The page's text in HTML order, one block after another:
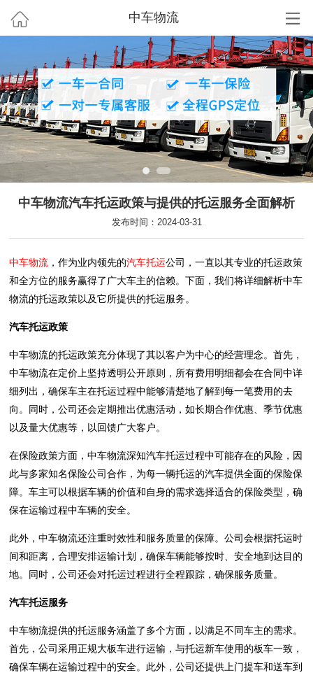
中车物流
中车物流汽车托运政策与提供的托运服务全面解析
发布时间：2024-03-31
中车物流 ，作为业内领先的汽车托运公司，一直以其专业的托运政策
和全方位的服务赢得了广大车主的信赖。下面，我们将详细解析中车
物流的托运政策以及它所提供的托运服务。
汽车托运政策
中车物流的托运政策充分体现了其以客户为中心的经营理念。首先，
中车物流在定价上坚持透明公开原则，所有费用明细都会在合同中详
细列出，确保车主在托运过程中能够清楚地了解到每一笔费用的去
向。同时，公司还会定期推出优惠活动，如长期合作优惠、季节优惠
以及量大优惠等，以回馈广大客户。
在保险政策方面，中车物流深知汽车托运过程中可能存在的风险，因
此与多家知名保险公司合作，为每一辆托运的汽车提供全面的保险保
障。车主可以根据车辆的价值和自身的需求选择适合的保险类型，确
保在运输过程中车辆的安全。
此外，中车物流还注重时效性和服务质量的保障。公司会根据托运时
间和距离，合理安排运输计划，确保车辆能够按时、安全地到达目的
地。同时，公司还会对托运过程进行全程跟踪，确保服务质量。
汽车托运服务
中车物流提供的托运服务涵盖了多个方面，以满足不同车主的需求。
首先，公司采用正规大板车进行运输，与托运新车使用的板车一致，
确保车辆在运输过程中的安全。此外，公司还提供上门提车和送车到